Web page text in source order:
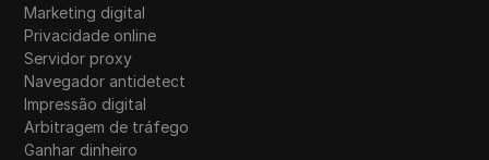
Marketing digital
Privacidade online
Servidor proxy
Navegador antidetect
Impressão digital
Arbitragem de tráfego
Ganhar dinheiro